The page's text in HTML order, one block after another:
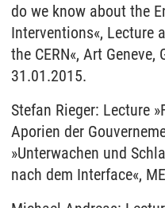
do we know about the
Interventions«, Lecture
the CERN«, Art Geneve,
31.01.2015.
Stefan Rieger: Lecture
Aporien der
»Unterwachen und
nach dem Interface«,